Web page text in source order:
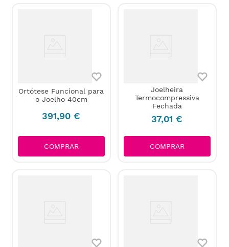
Ortótese Funcional para
o Joelho 40cm
391,90 €
COMPRAR
Joelheira
Termocompressiva
Fechada
37,01 €
COMPRAR